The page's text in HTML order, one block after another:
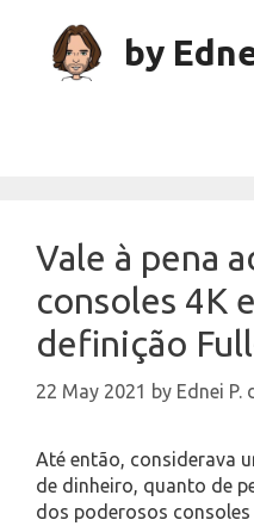
content
by
Vale à pena
consoles 4K
definição
22 May 2021 by Ednei P.
Até então, considerava
de dinheiro, quanto de
dos poderosos consoles